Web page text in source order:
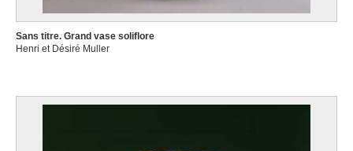
Sans titre. Grand vase soliflore
Henri et Désiré Muller